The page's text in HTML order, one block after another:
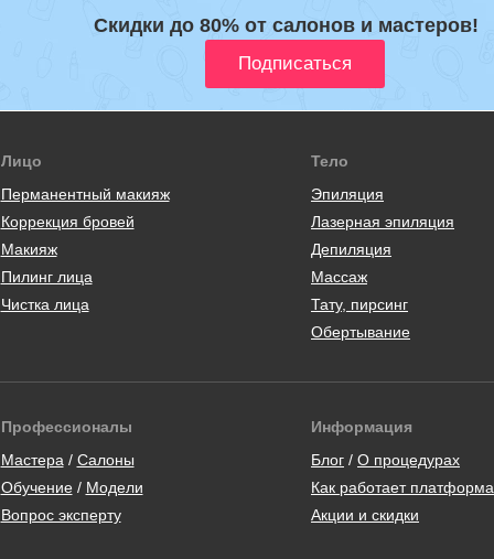
Скидки до 80% от салонов и мастеров!
Лицо
Перманентный макияж
Коррекция бровей
Макияж
Пилинг лица
Чистка лица
Тело
Эпиляция
Лазерная эпиляция
Депиляция
Массаж
Тату, пирсинг
Обертывание
Профессионалы
Мастера / Салоны
Обучение/ Модели
Вопрос эксперту
Информация
Блог / О процедурах
Как работает платформа
Акции и скидки